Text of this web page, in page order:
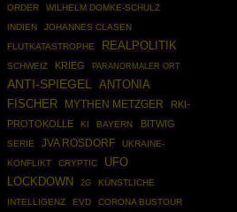
ORDER
WILHELM DOMKE-SCHULZ
INDIEN
JOHANNES CLASEN
FLUTKATASTROPHE
REALPOLITIK
SCHWEIZ KRIEG PARANORMALER ORT
ANTI-SPIEGEL ANTONIA
FISCHER
MYTHEN METZGER
RKI-
PROTOKOLLE
KI BAYERN BITWIG
SERIE JVA ROSDORF
UKRAINE-
KONFLIKT
CRYPTIC UFO
LOCKDOWN 2G
KÜNSTLICHE
INTELLIGENZ
EVD
CORONA BUSTOUR